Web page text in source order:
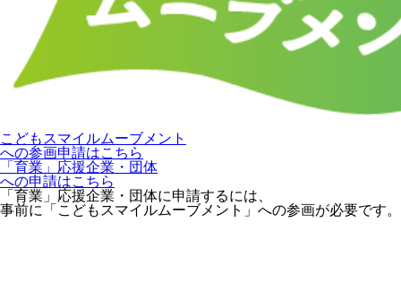
こどもスマイルムーブメント
への参画申請はこちら
「育業」応援企業・団体
への申請はこちら
「育業」応援企業・団体に申請するには、
事前に「こどもスマイルムーブメント」への参画が必要です。